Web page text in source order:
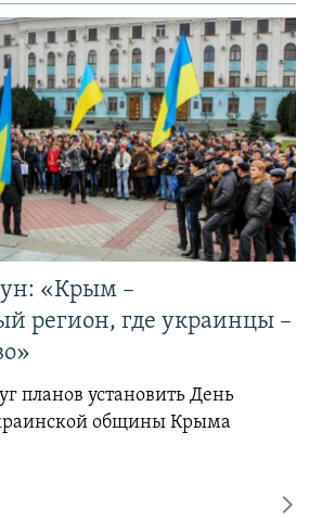
«Крым –
регион, где украинцы –
планов установить День
общины Крыма